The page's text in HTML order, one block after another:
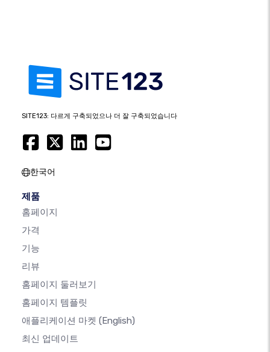
SITE123: 다르게 구축되었으나 더 잘 구축되었습니다
한국어
제품
홈페이지
가격
기능
리뷰
홈페이지 둘러보기
홈페이지 템플릿
애플리케이션 마켓 (English)
최신 업데이트